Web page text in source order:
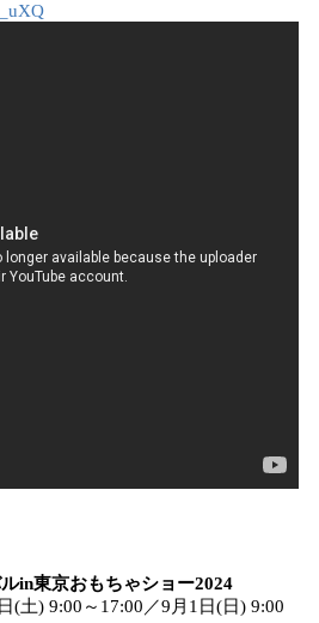
in東京おもちゃショー2024
(土) 9:00～17:00／9月1日(日) 9:00